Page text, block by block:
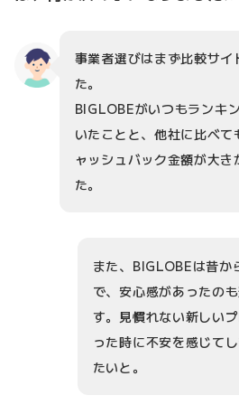
事業者選びはまず比較サイ
た。
BIGLOBEがいつもランキ
いたことと、他社に比べ
ャッシュバック金額が大
た。
また、BIGLOBEは昔か
で、安心感があったの
す。見慣れない新しい
った時に不安を感じて
たいと。